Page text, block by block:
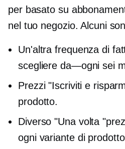
per basato su
nel tuo negozio. Alcuni
Un'altra frequenza di
scegliereda—ogni sei
Prezzi "Iscriviti e
prodotto.
Diverso"Una volta
ogni variante di